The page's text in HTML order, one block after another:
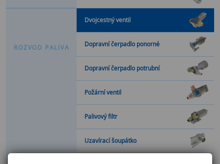
ROZVOD PALIVA
Dvojcestný ventil
Dopravní čerpadlo ponorné
Dopravní čerpadlo potrubní
Požární ventil
Palivový filtr
Uzavírací šoupátko